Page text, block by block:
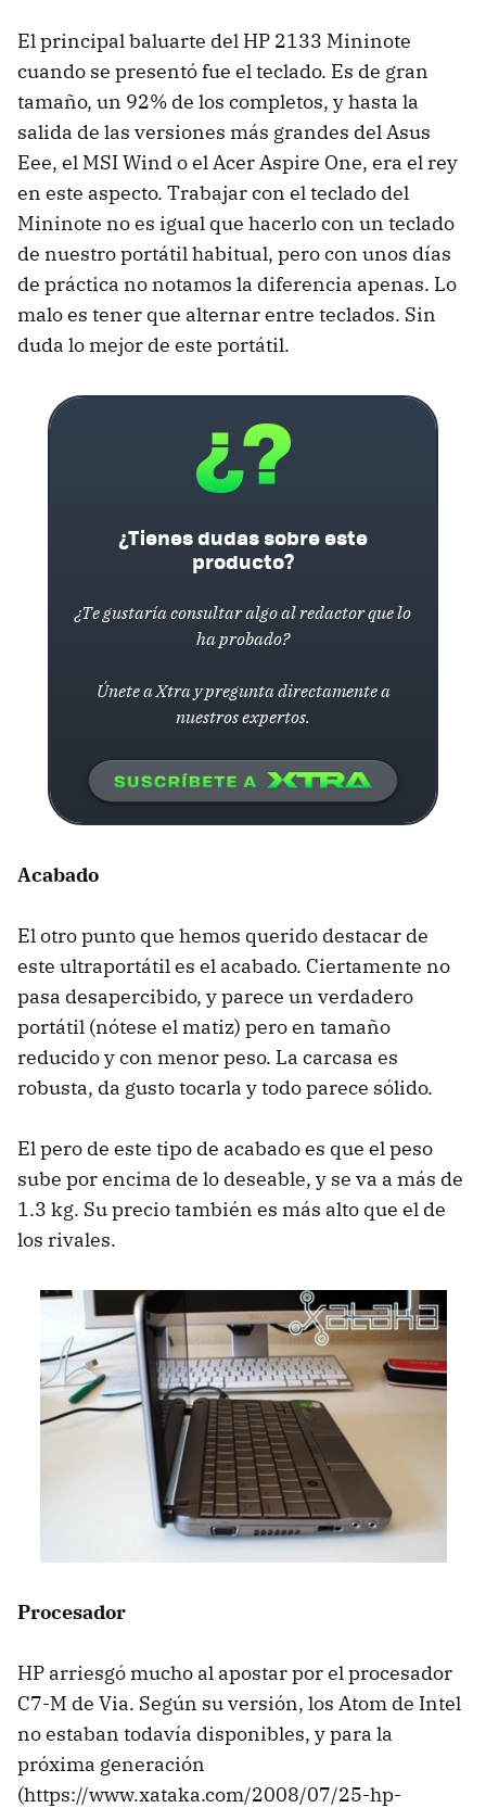
El principal baluarte del HP 2133 Mininote
cuando se presentó fue el teclado. Es de gran
tamaño, un 92% de los completos, y hasta la
salida de las versiones más grandes del Asus
Eee, el MSI Wind o el Acer Aspire One, era el rey
en este aspecto. Trabajar con el teclado del
Mininote no es igual que hacerlo con un teclado
de nuestro portátil habitual, pero con unos días
de práctica no notamos la diferencia apenas. Lo
malo es tener que alternar entre teclados. Sin
duda lo mejor de este portátil.
¿Tienes dudas sobre este
producto?
¿Te gustaría consultar algo al redactor que lo
ha probado?
Únete a Xtra y pregunta directamente a
nuestros expertos.
Acabado
El otro punto que hemos querido destacar de
este ultraportátil es el acabado. Ciertamente no
pasa desapercibido, y parece un verdadero
portátil (nótese el matiz) pero en tamaño
reducido y con menor peso. La carcasa es
robusta, da gusto tocarla y todo parece sólido.
El pero de este tipo de acabado es que el peso
sube por encima de lo deseable, y se va a más de
1.3 kg. Su precio también es más alto que el de
los rivales.
Procesador
HP arriesgó mucho al apostar por el procesador
C7-M de Via. Según su versión, los Atom de Intel
no estaban todavía disponibles, y para la
próxima generación
(https://www.xataka.com/2008/07/25-hp-